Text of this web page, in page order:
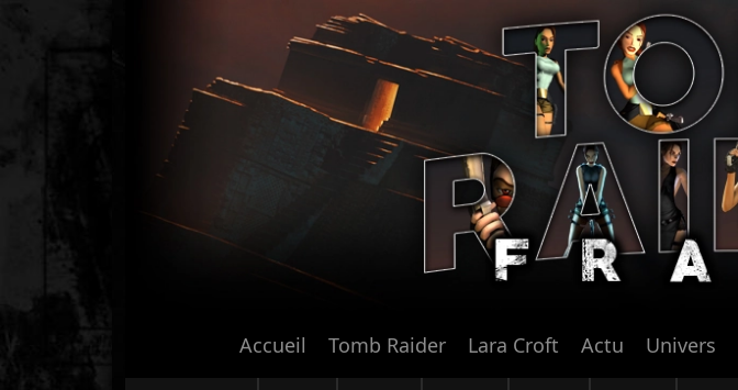
Accueil Tomb Raider Lara Croft Actu Univers